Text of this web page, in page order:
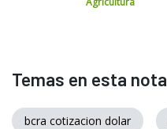
Temas en esta nota
bcra cotizacion dolar